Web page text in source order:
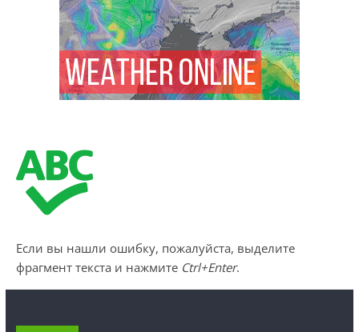
Если вы нашли ошибку, пожалуйста, выделите
фрагмент текста и нажмите Ctrl+Enter.